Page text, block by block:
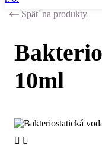
Späť na produkty
10ml
 